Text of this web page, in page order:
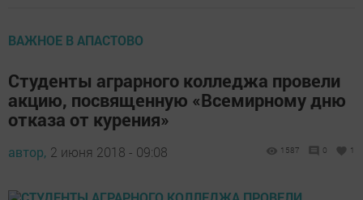
ВАЖНОЕ В АПАСТОВО
Студенты аграрного колледжа провели
акцию, посвященную «Всемирному дню
отказа от курения»
автор, 2 июня 2018 - 09:08 1587 0 1